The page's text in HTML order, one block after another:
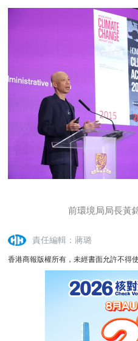
前環境局局長黃
責任編輯：蔣璐
香港商報版權所有，未經書面允許不得使